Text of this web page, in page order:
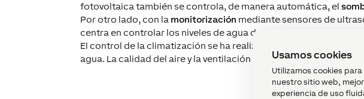
Usamos cookies
Utilizamos cookies
nuestro sitio web,
experiencia de uso
fotovoltaica también se controla, de manera automática, el
Por otro lado, con la monitorización mediante sensores de
centra en controlar los niveles de agua del pozo y los aljibes y
El control de la climatización se ha realizado a través de la
agua. La calidad del aire y la ventilación óptima se mantienen